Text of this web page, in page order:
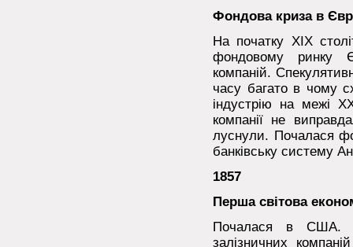
Фондова криза в
На початку XIX
фондовому ринку
компаній.
часу багато в чому
індустрію на межі
компанії не
луснули. Почалася
банківську систему
1857
Перша світова
Почалася в США.
залізничних